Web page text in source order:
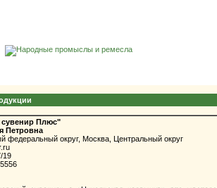
Плюс"
Петровна
федеральный округ, Москва, Центральный округ
19